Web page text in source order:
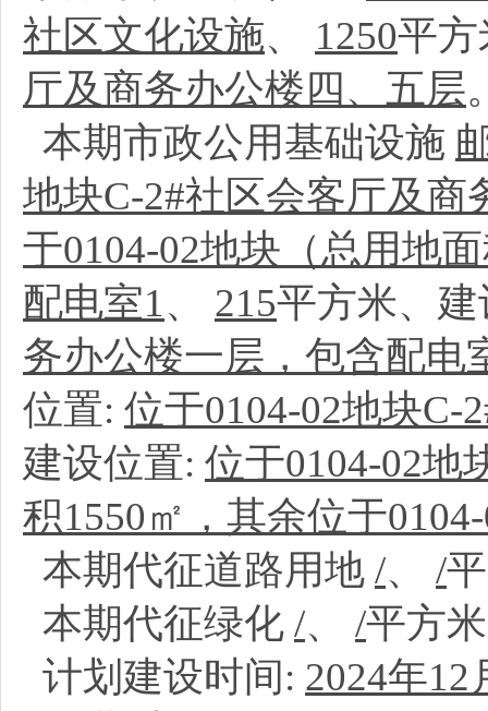
社区文化设施、 1250平
厅及商务办公楼四、五层
本期市政公用基础设施
地块C-2#社区会客厅及商
于0104-02地块（总用地
配电室1、 215平方米、
务办公楼一层，包含配电
位置: 位于0104-02地块C-
建设位置: 位于0104-02地
积1550㎡，其余位于
本期代征道路用地 /、 /
本期代征绿化 /、 /平方
计划建设时间: 2024年12